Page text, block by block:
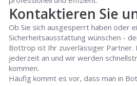
Kontaktieren Sie
Ob Sie sich ausgesperrt haben oder
Sicherheitsausstattung wünschen -
Bottrop ist Ihr zuverlässiger Partner.
jederzeit an und wir werden
kommen.
Häufig kommt es vor, dass man in